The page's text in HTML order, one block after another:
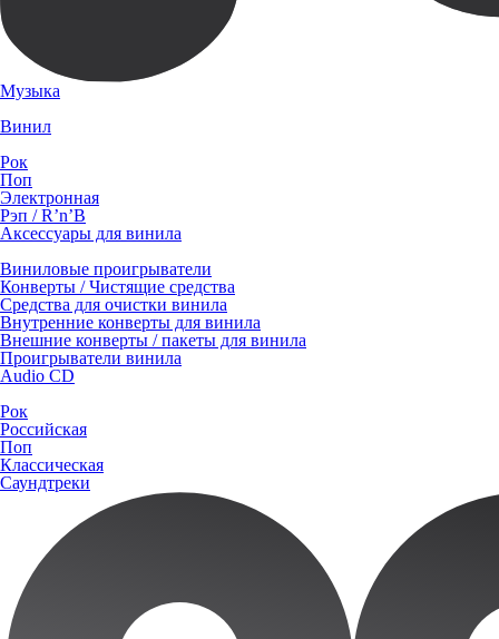
Музыка
Винил
Рок
Поп
Электронная
Рэп / R’n’B
Аксессуары для винила
Виниловые проигрыватели
Конверты / Чистящие средства
Средства для очистки винила
Внутренние конверты для винила
Внешние конверты / пакеты для винила
Проигрыватели винила
Audio CD
Рок
Российская
Поп
Классическая
Саундтреки